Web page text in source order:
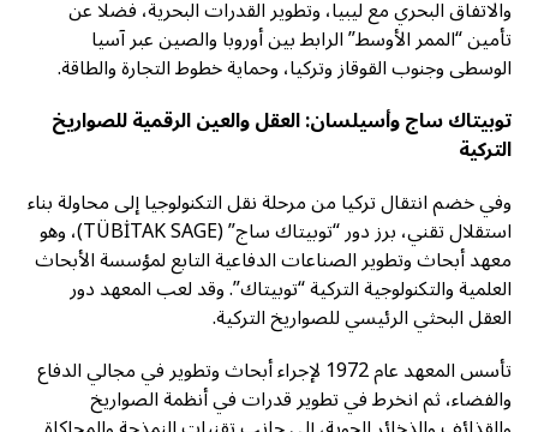
والاتفاق البحري مع ليبيا، وتطوير القدرات البحرية، فضلا عن
تأمين “الممر الأوسط” الرابط بين أوروبا والصين عبر آسيا
الوسطى وجنوب القوقاز وتركيا، وحماية خطوط التجارة والطاقة.
توبيتاك ساج وأسيلسان: العقل والعين الرقمية للصواريخ
التركية
وفي خضم انتقال تركيا من مرحلة نقل التكنولوجيا إلى محاولة بناء
استقلال تقني، برز دور “توبيتاك ساج” (TÜBİTAK SAGE)، وهو
معهد أبحاث وتطوير الصناعات الدفاعية التابع لمؤسسة الأبحاث
العلمية والتكنولوجية التركية “توبيتاك”. وقد لعب المعهد دور
العقل البحثي الرئيسي للصواريخ التركية.
تأسس المعهد عام 1972 لإجراء أبحاث وتطوير في مجالي الدفاع
والفضاء، ثم انخرط في تطوير قدرات في أنظمة الصواريخ